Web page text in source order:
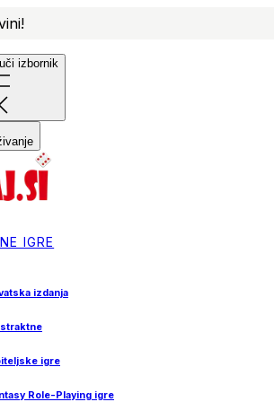
izbornik
IGRE
izdanja
igre
Role-Playing igre